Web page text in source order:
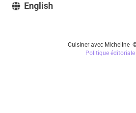
English
Cuisiner avec Micheline
Politique éditoriale